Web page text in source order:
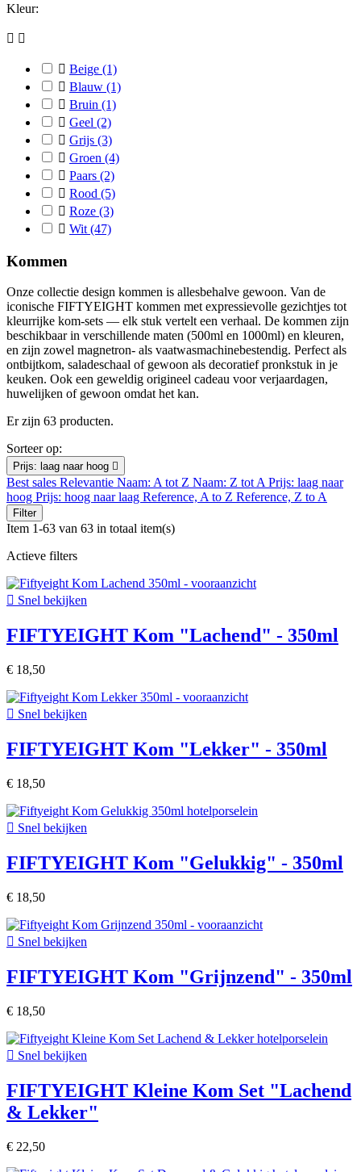
Kleur:
 
 Beige (1)
 Blauw (1)
 Bruin (1)
 Geel (2)
 Grijs (3)
 Groen (4)
 Paars (2)
 Rood (5)
 Roze (3)
 Wit (47)
Kommen
Onze collectie design kommen is allesbehalve gewoon. Van de
iconische FIFTYEIGHT kommen met expressievolle gezichtjes tot
kleurrijke kom-sets — elk stuk vertelt een verhaal. De kommen zijn
beschikbaar in verschillende maten (500ml en 1000ml) en kleuren,
en zijn zowel magnetron- als vaatwasmachinebestendig. Perfect als
ontbijtkom, saladeschaal of gewoon als decoratief pronkstuk in je
keuken. Ook een geweldig origineel cadeau voor verjaardagen,
huwelijken of gewoon omdat het kan.
Er zijn 63 producten.
Sorteer op:
Prijs: laag naar hoog 
Best sales Relevantie Naam: A tot Z Naam: Z tot APrijs: laag naar
hoog Prijs: hoog naar laag Reference, A to Z Reference, Z to A
Filter
Item 1-63 van 63 in totaal item(s)
Actieve filters
 Snel bekijken
FIFTYEIGHT Kom "Lachend" - 350ml
€ 18,50
 Snel bekijken
FIFTYEIGHT Kom "Lekker" - 350ml
€ 18,50
 Snel bekijken
FIFTYEIGHT Kom "Gelukkig" - 350ml
€ 18,50
 Snel bekijken
FIFTYEIGHT Kom "Grijnzend" - 350ml
€ 18,50
 Snel bekijken
FIFTYEIGHT Kleine Kom Set "Lachend
& Lekker"
€ 22,50